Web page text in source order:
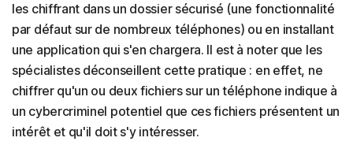
les chiffrant dans un dossier sécurisé (une fonctionnalité
par défaut sur de nombreux téléphones) ou en installant
une application qui s'en chargera. Il est à noter que les
spécialistes déconseillent cette pratique : en effet, ne
chiffrer qu'un ou deux fichiers sur un téléphone indique à
un cybercriminel potentiel que ces fichiers présentent un
intérêt et qu'il doit s'y intéresser.